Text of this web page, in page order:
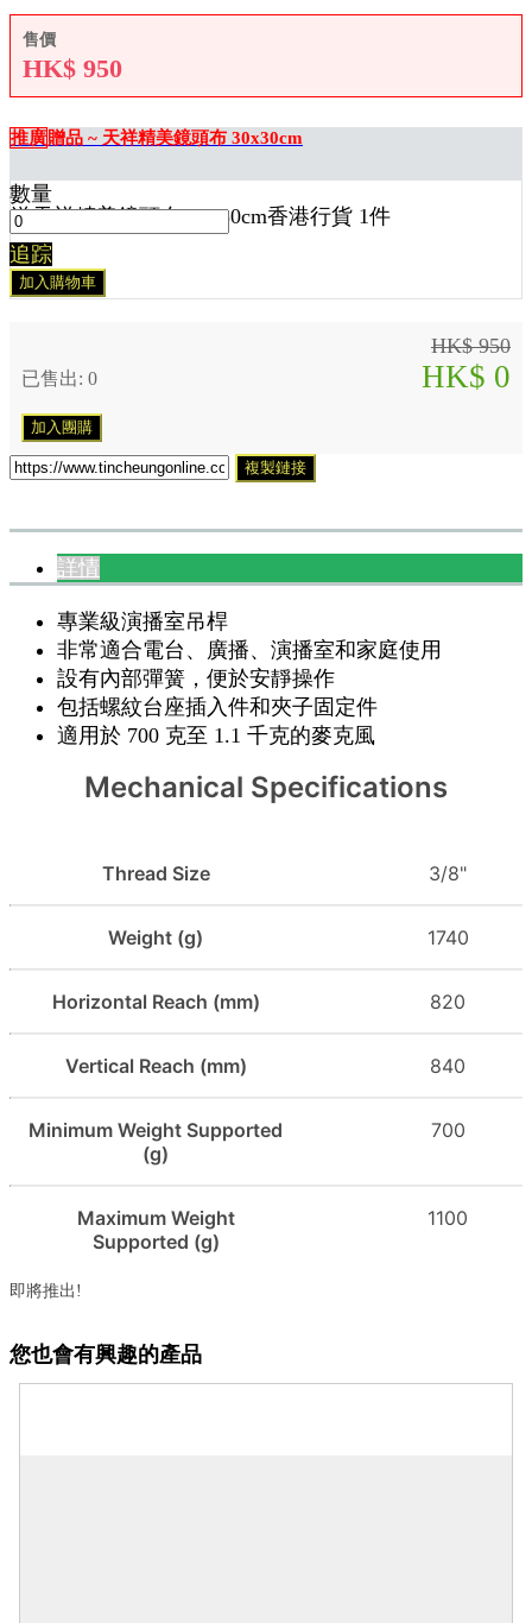
售價
HK$ 950
推廣贈品 ~ 天祥精美鏡頭布 30x30cm
送天祥精美鏡頭布 30x30cm香港行貨 1件
數量
追踪
加入購物車
HK$ 950
已售出: 0 HK$ 0
加入團購
複製鏈接
詳情
專業級演播室吊桿
非常適合電台、廣播、演播室和家庭使用
設有內部彈簧，便於安靜操作
包括螺紋台座插入件和夾子固定件
適用於 700 克至 1.1 千克的麥克風
Mechanical Specifications
Thread Size 3/8"
Weight (g) 1740
Horizontal Reach (mm) 820
Vertical Reach (mm) 840
Minimum Weight Supported
(g)
700
Maximum Weight
Supported (g)
1100
即將推出!
您也會有興趣的產品